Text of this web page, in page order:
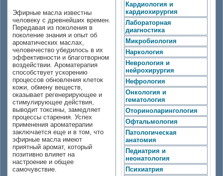
Эфирные масла известны
человеку с древнейших времен.
Передавая из поколения в
поколение знания и опыт об
ароматических маслах,
человечество убедилось в их
эффективности и благотворном
воздействии. Ароматерапия
способствует ускорению
процессов обновления клеток
кожи, обмену веществ,
оказывает регенерирующее и
стимулирующее действия,
выводит токсины, замедляет
процессы старения. Успех
применения ароматерапии
заключается еще и в том, что
эфирные масла имеют
приятный аромат, который
позитивно влияет на
настроение и общее
самочувствие.
Кардиология и
кардиохирургия
Лабораторная
диагностика
Микробиология
Наркология
Неврология и
нейрохирургия
Нефрология
Онкология и
гематология
Оториноларингология
Офтальмология
Патологическая
анатомия
Педиатрия и
неонатология
Психиатрия